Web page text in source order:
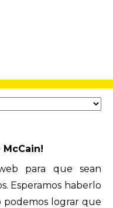
para que sean
Esperamos haberlo
podemos lograr que